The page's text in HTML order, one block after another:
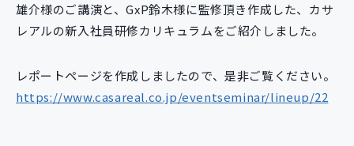
雄介様のご講演と、GxP鈴木様に監修頂き作成した、カサ
レアルの新入社員研修カリキュラムをご紹介しました。
レポートページを作成しましたので、是非ご覧ください。
https://www.casareal.co.jp/eventseminar/lineup/22